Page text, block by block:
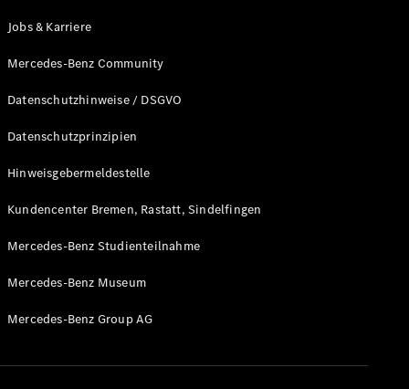
Jobs & Karriere
Mercedes-Benz Community
Datenschutzhinweise / DSGVO
Datenschutzprinzipien
Hinweisgebermeldestelle
Kundencenter Bremen, Rastatt, Sindelfingen
Mercedes-Benz Studienteilnahme
Mercedes-Benz Museum
Mercedes-Benz Group AG